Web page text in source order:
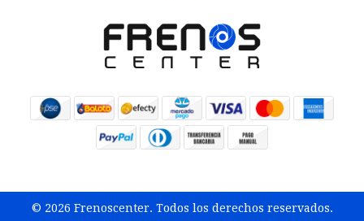
© 2026 Frenoscenter. Todos los derechos reservados.